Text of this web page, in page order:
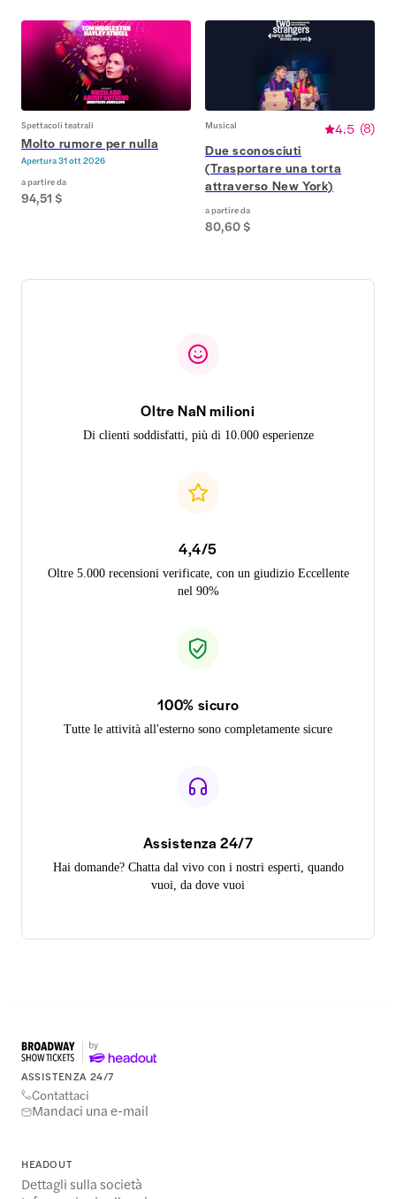
Spettacoli teatrali
Molto rumore per nulla
Apertura31 ott 2026
a partire da
94,51 $
Musical 4.5 (8)
Due sconosciuti
(Trasportare una torta
attraverso New York)
a partire da
80,60 $
Oltre NaN milioni
Di clienti soddisfatti, più di 10.000 esperienze
4,4/5
Oltre 5.000 recensioni verificate, con un giudizio Eccellente
nel 90%
100% sicuro
Tutte le attività all'esterno sono completamente sicure
Assistenza 24/7
Hai domande? Chatta dal vivo con i nostri esperti, quando
vuoi, da dove vuoi
ASSISTENZA 24/7
Contattaci
Mandaci una e-mail
HEADOUT
Dettagli sulla società